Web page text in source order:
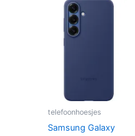
telefoonhoesjes
Samsung Galaxy